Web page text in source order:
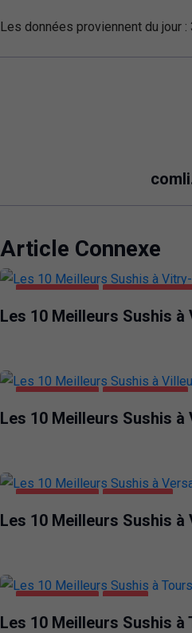
Les données proviennent du jour :
Article Connexe
ALIMENTATION VITRY-SUR-SEINE
Les 10 Meilleurs Sushis
ALIMENTATION VILLEURBANNE
Les 10 Meilleurs Sushis à
ALIMENTATION VERSAILLES
Les 10 Meilleurs Sushis à
ALIMENTATION TOURS
Les 10 Meilleurs Sushis à